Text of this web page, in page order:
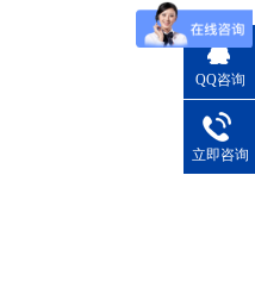
QQ咨询
立即咨询